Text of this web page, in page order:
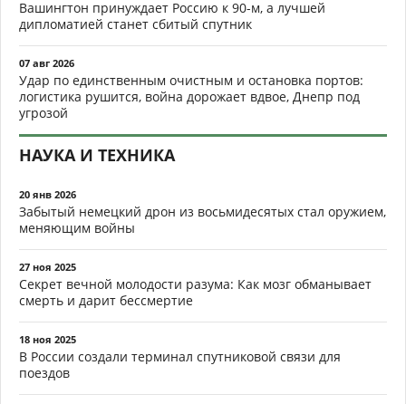
Вашингтон принуждает Россию к 90-м, а лучшей
дипломатией станет сбитый спутник
07 авг 2026
Удар по единственным очистным и остановка портов:
логистика рушится, война дорожает вдвое, Днепр под
угрозой
НАУКА И ТЕХНИКА
20 янв 2026
Забытый немецкий дрон из восьмидесятых стал оружием,
меняющим войны
27 ноя 2025
Секрет вечной молодости разума: Как мозг обманывает
смерть и дарит бессмертие
18 ноя 2025
В России создали терминал спутниковой связи для
поездов